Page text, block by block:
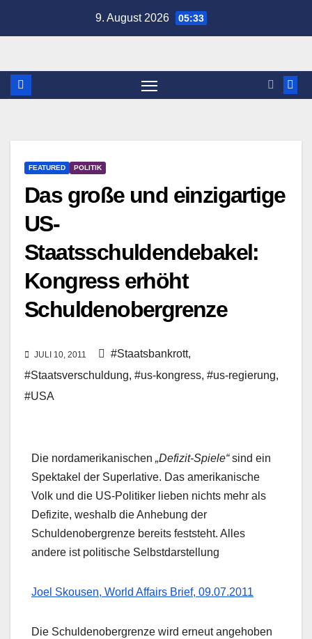
9. August 2026 05:33
FEATURED POLITIK
Das große und einzigartige
US-
Staatsschuldendebakel:
Kongress erhöht
Schuldenobergrenze
JULI 10, 2011 #Staatsbankrott,
#Staatsverschuldung, #us-kongress, #us-regierung,
#USA
Die nordamerikanischen „Defizit-Spiele“sind ein
Spektakel der Superlative. Das amerikanische
Volk und die US-Politiker lieben nichts mehr als
Defizite, weshalb die Anhebung der
Schuldenobergrenze bereits feststeht. Alles
andere ist politische Selbstdarstellung
Joel Skousen, World Affairs Brief, 09.07.2011
Die Schuldenobergrenze wird erneut angehoben